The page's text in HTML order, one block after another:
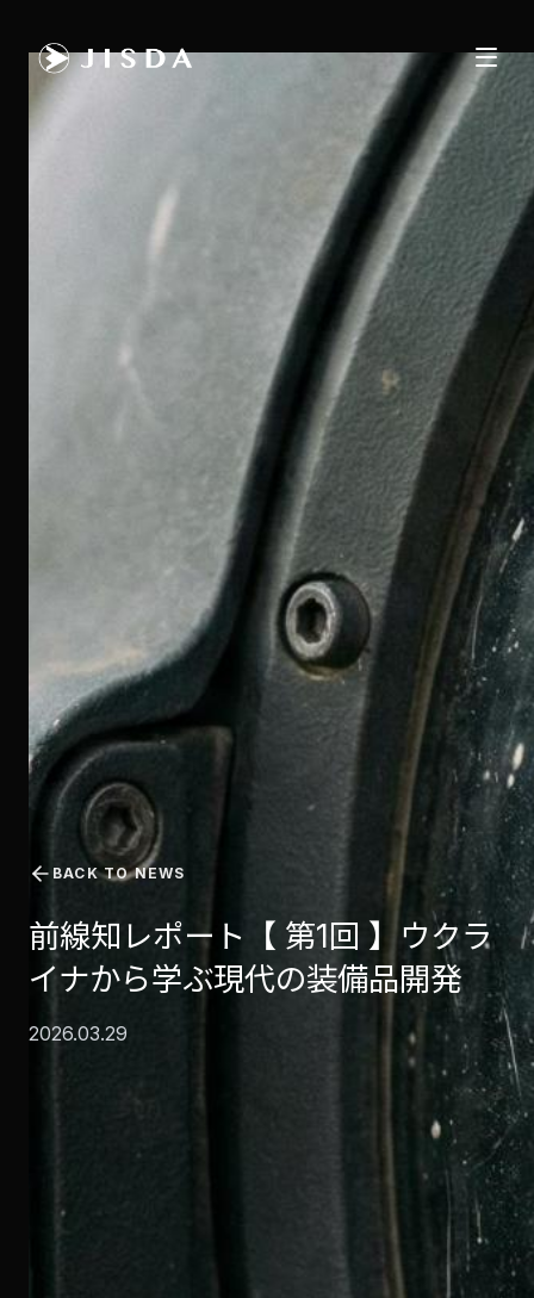
BACK TO NEWS
前線知レポート【 第1回 】ウクラ
イナから学ぶ現代の装備品開発
2026.03.29